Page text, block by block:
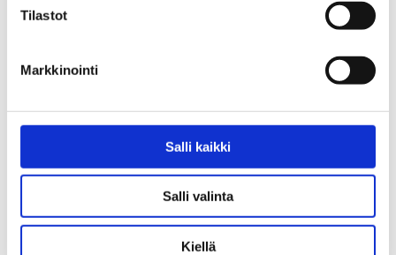
Tilastot
Markkinointi
Salli kaikki
Salli valinta
Kiellä
murrokseen ja koko toimialan
kehitykseen. Hyvä hallintotapa ja
lainsäädäntö ohjaavat
liiketoimintaamme kaikissa
maissa, joissa toimimme. Samaa
odotamme myös
yhteistyökumppaneiltamme.